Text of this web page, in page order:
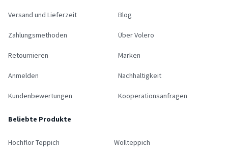
Versand und Lieferzeit
Zahlungsmethoden
Retournieren
Anmelden
Kundenbewertungen
Blog
Über Volero
Marken
Nachhaltigkeit
Kooperationsanfragen
Beliebte Produkte
Hochflor Teppich Wollteppich